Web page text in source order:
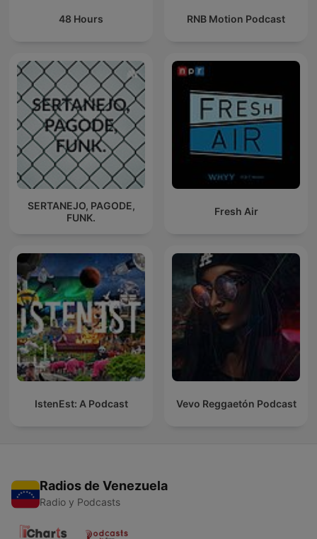
48 Hours RNB Motion Podcast
SERTANEJO, PAGODE,
FUNK.
Fresh Air
IstenEst: A Podcast Vevo Reggaetón Podcast
Radios de Venezuela
Radio y Podcasts